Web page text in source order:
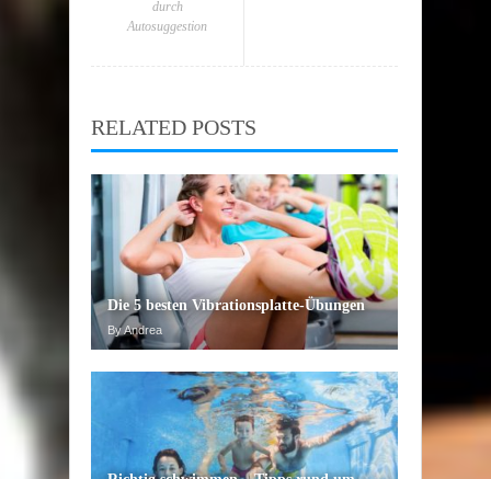
durch
Autosuggestion
RELATED POSTS
Die 5 besten Vibrationsplatte-Übungen
By Andrea